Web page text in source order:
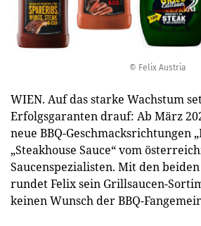
© Felix Austria
WIEN. Auf das starke Wachstum
Erfolgsgaranten drauf: Ab März
neue BBQ-Geschmacksrichtungen
„Steakhouse Sauce“ vom
Saucenspezialisten. Mit den
rundet Felix sein Grillsaucen-
keinen Wunsch der BBQ-